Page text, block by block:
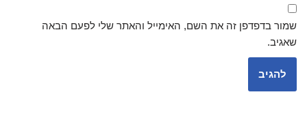
שמור בדפדפן זה את השם, האימייל והאתר שלי לפעם הבאה
שאגיב.